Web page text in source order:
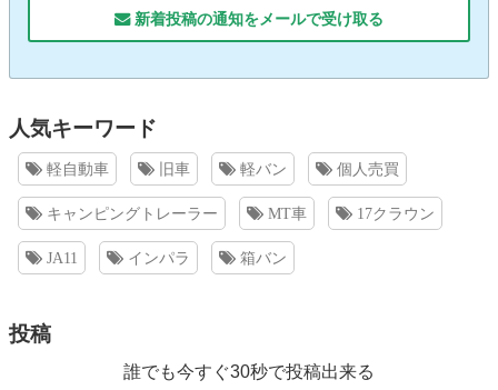
新着投稿の通知をメールで受け取る
人気キーワード
軽自動車 旧車 軽バン 個人売買
キャンピングトレーラー MT車 17クラウン
JA11 インパラ 箱バン
投稿
誰でも今すぐ30秒で投稿出来る